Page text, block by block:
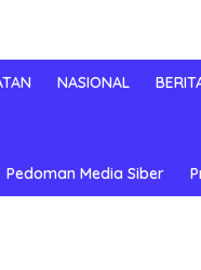
NASIONAL
Pedoman Media Siber